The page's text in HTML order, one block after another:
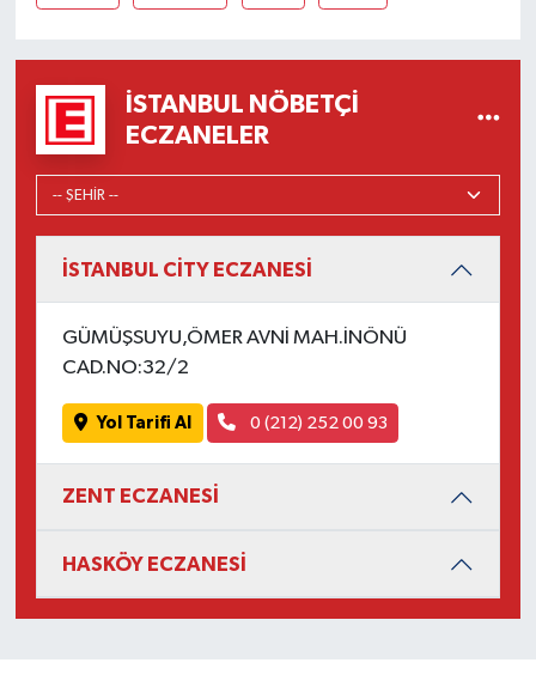
İSTANBUL NÖBETÇI
ECZANELER
İSTANBUL CİTY ECZANESİ
GÜMÜŞSUYU,ÖMER AVNİ MAH.İNÖNÜ
CAD.NO:32/2
Yol Tarifi Al 0 (212) 252 00 93
ZENT ECZANESİ
HASKÖY ECZANESİ